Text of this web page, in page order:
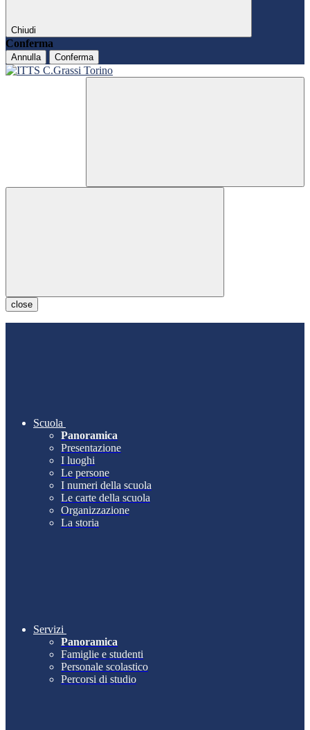
Chiudi
Conferma
Annulla Conferma
close
Scuola
Panoramica
Presentazione
I luoghi
Le persone
I numeri della scuola
Le carte della scuola
Organizzazione
La storia
Servizi
Panoramica
Famiglie e studenti
Personale scolastico
Percorsi di studio